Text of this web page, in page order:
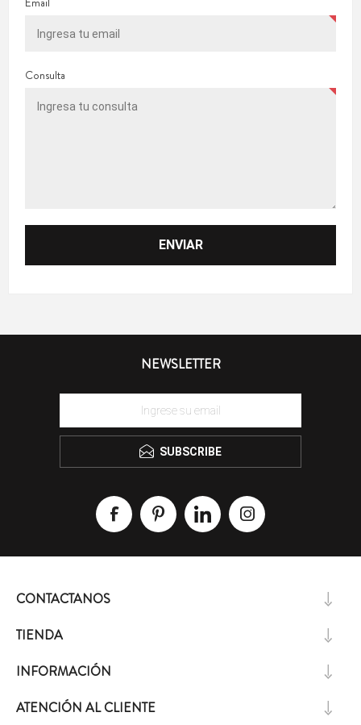
Consulta
NEWSLETTER
SUBSCRIBE
CONTACTANOS
TIENDA
INFORMACIÓN
ATENCIÓN AL CLIENTE